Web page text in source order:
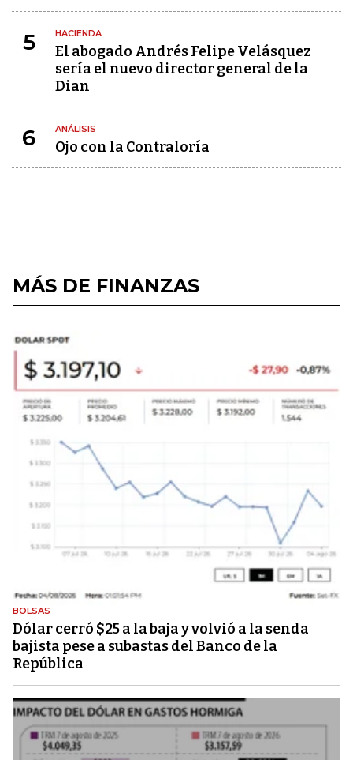
5 HACIENDA
El abogado Andrés Felipe Velásquez
sería el nuevo director general de la
Dian
6 ANÁLISIS
Ojo con la Contraloría
MÁS DE FINANZAS
BOLSAS
Dólar cerró $25 a la baja y volvió a la senda
bajista pese a subastas del Banco de la
República